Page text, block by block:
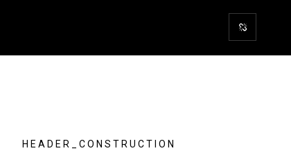
HEADER_CONSTRUCTION